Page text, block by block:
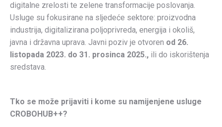
digitalne zrelosti te zelene transformacije poslovanja.
Usluge su fokusirane na sljedeće sektore: proizvodna
industrija, digitalizirana poljoprivreda, energija i okoliš,
javna i državna uprava. Javni poziv je otvoren od 26.
listopada 2023. do 31. prosinca 2025., ili do iskorištenja
sredstava.
Tko se može prijaviti i kome su namijenjene usluge
CROBOHUB++?